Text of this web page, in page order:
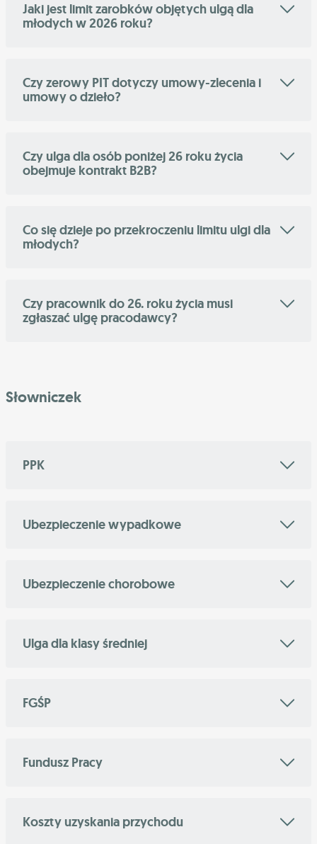
Jaki jest limit zarobków objętych ulgą dla
młodych w 2026 roku?
Czy zerowy PIT dotyczy umowy-zlecenia i
umowy o dzieło?
Czy ulga dla osób poniżej 26 roku życia
obejmuje kontrakt B2B?
Co się dzieje po przekroczeniu limitu ulgi dla
młodych?
Czy pracownik do 26. roku życia musi
zgłaszać ulgę pracodawcy?
Słowniczek
PPK
Ubezpieczenie wypadkowe
Ubezpieczenie chorobowe
Ulga dla klasy średniej
FGŚP
Fundusz Pracy
Koszty uzyskania przychodu